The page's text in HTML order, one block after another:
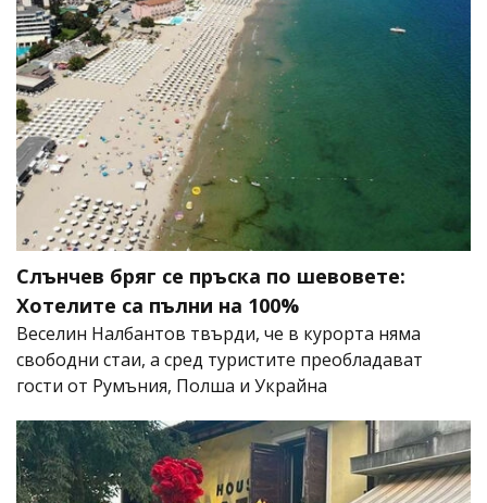
Слънчев бряг се пръска по шевовете:
Хотелите са пълни на 100%
Веселин Налбантов твърди, че в курорта няма
свободни стаи, а сред туристите преобладават
гости от Румъния, Полша и Украйна